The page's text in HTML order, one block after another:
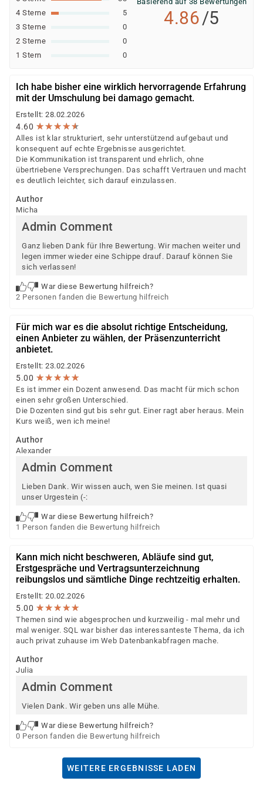
4 Sterne
5
3 Sterne
0
2 Sterne
0
1 Stern
0
4.86/5
Ich habe bisher eine wirklich hervorragende Erfahrung
mit der Umschulung bei damago gemacht.
Erstellt: 28.02.2026
4.60 ★★★★★
★★★★★
Alles ist klar strukturiert, sehr unterstützend aufgebaut und
konsequent auf echte Ergebnisse ausgerichtet.
Die Kommunikation ist transparent und ehrlich, ohne
übertriebene Versprechungen. Das schafft Vertrauen und macht
es deutlich leichter, sich darauf einzulassen.
Author
Micha
Admin Comment
Ganz lieben Dank für Ihre Bewertung. Wir machen weiter und
legen immer wieder eine Schippe drauf. Darauf können Sie
sich verlassen!
War diese Bewertung hilfreich?
2 Personen fanden die Bewertung hilfreich
Für mich war es die absolut richtige Entscheidung,
einen Anbieter zu wählen, der Präsenzunterricht
anbietet.
Erstellt: 23.02.2026
5.00 ★★★★★
★★★★★
Es ist immer ein Dozent anwesend. Das macht für mich schon
einen sehr großen Unterschied.
Die Dozenten sind gut bis sehr gut. Einer ragt aber heraus. Mein
Kurs weiß, wen ich meine!
Author
Alexander
Admin Comment
Lieben Dank. Wir wissen auch, wen Sie meinen. Ist quasi
unser Urgestein (-:
War diese Bewertung hilfreich?
1 Person fanden die Bewertung hilfreich
Kann mich nicht beschweren, Abläufe sind gut,
Erstgespräche und Vertragsunterzeichnung
reibungslos und sämtliche Dinge rechtzeitig erhalten.
Erstellt: 20.02.2026
5.00 ★★★★★
★★★★★
Themen sind wie abgesprochen und kurzweilig - mal mehr und
mal weniger. SQL war bisher das interessanteste Thema, da ich
auch privat zuhause im Web Datenbankabfragen mache.
Author
Julia
Admin Comment
Vielen Dank. Wir geben uns alle Mühe.
War diese Bewertung hilfreich?
0 Person fanden die Bewertung hilfreich
WEITERE ERGEBNISSE LADEN